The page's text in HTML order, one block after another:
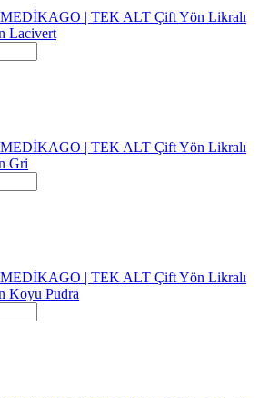
| TEK ALT Çift Yön Likralı
Lacivert
| TEK ALT Çift Yön Likralı
Gri
| TEK ALT Çift Yön Likralı
Koyu Pudra